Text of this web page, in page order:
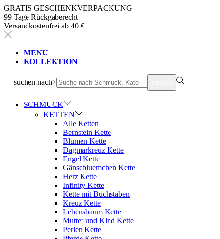
GRATIS GESCHENKVERPACKUNG
99 Tage Rückgaberecht
Versandkostenfrei ab 40 €
MENU
KOLLEKTION
suchen nach>
SCHMUCK
KETTEN
Alle Ketten
Bernstein Kette
Blumen Kette
Dagmarkreuz Kette
Engel Kette
Gänsebluemchen Kette
Herz Kette
Infinity Kette
Kette mit Buchstaben
Kreuz Kette
Lebensbaum Kette
Mutter und Kind Kette
Perlen Kette